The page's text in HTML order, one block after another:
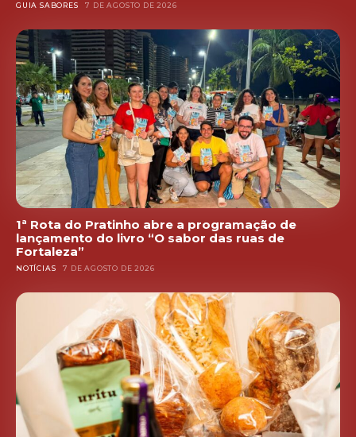
GUIA SABORES 7 DE AGOSTO DE 2026
1ª Rota do Pratinho abre a programação de
lançamento do livro “O sabor das ruas de
Fortaleza”
NOTÍCIAS 7 DE AGOSTO DE 2026